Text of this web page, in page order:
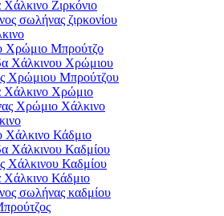
Ζιρκόνιο
σωλήνας ζιρκονίου
Χρώμιο Μπρούτζο
Χάλκινου Χρώμιου
Χρώμιου Μπρούτζου
Χάλκινο Χρώμιο
Χρώμιο Χάλκινο
Χάλκινο Κάδμιο
Χάλκινου Καδμίου
Χάλκινου Καδμίου
Κάδμιο
σωλήνας καδμίου